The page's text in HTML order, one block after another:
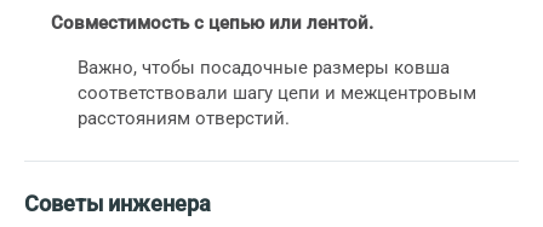
Совместимость с цепью или лентой.
Важно, чтобы посадочные размеры ковша
соответствовали шагу цепи и межцентровым
расстояниям отверстий.
Советы инженера